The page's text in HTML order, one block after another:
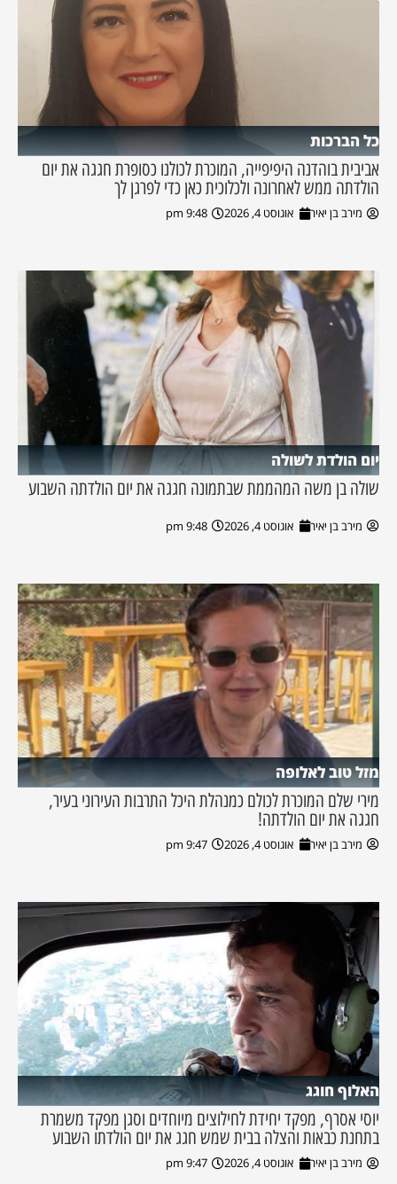
כל הברכות
אביבית בוהדנה היפיפייה, המוכרת לכולנו כסופרת חגגה את יום
הולדתה ממש לאחרונה ולכלוכית כאן כדי לפרגן לך
מירב בן יאיר אוגוסט 4, 2026 9:48 pm
יום הולדת לשולה
שולה בן משה המהממת שבתמונה חגגה את יום הולדתה השבוע
מירב בן יאיר אוגוסט 4, 2026 9:48 pm
מזל טוב לאלופה
מירי שלם המוכרת לכולם כמנהלת היכל התרבות העירוני בעיר,
חגגה את יום הולדתה!
מירב בן יאיר אוגוסט 4, 2026 9:47 pm
האלוף חוגג
יוסי אסרף, מפקד יחידת לחילוצים מיוחדים וסגן מפקד משמרת
בתחנת כבאות והצלה בבית שמש חגג את יום הולדתו השבוע
מירב בן יאיר אוגוסט 4, 2026 9:47 pm